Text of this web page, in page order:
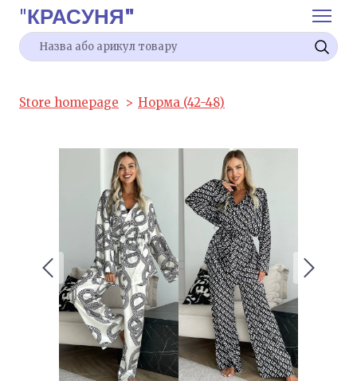
"КРАСУНЯ"
Store homepage Норма (42-48)